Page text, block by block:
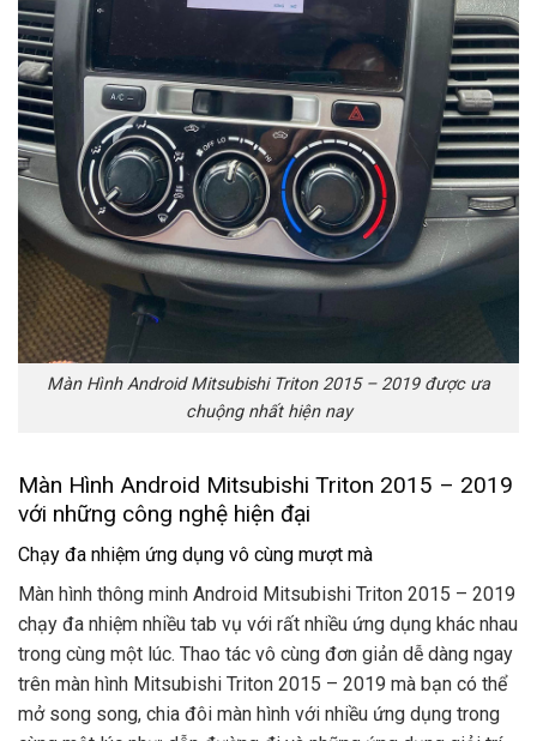
Màn Hình Android Mitsubishi Triton 2015 – 2019 được ưa
chuộng nhất hiện nay
Màn Hình Android Mitsubishi Triton 2015 – 2019
với những công nghệ hiện đại
Chạy đa nhiệm ứng dụng vô cùng mượt mà
Màn hình thông minh Android Mitsubishi Triton 2015 – 2019
chạy đa nhiệm nhiều tab vụ với rất nhiều ứng dụng khác nhau
trong cùng một lúc. Thao tác vô cùng đơn giản dễ dàng ngay
trên màn hình Mitsubishi Triton 2015 – 2019 mà bạn có thể
mở song song, chia đôi màn hình với nhiều ứng dụng trong